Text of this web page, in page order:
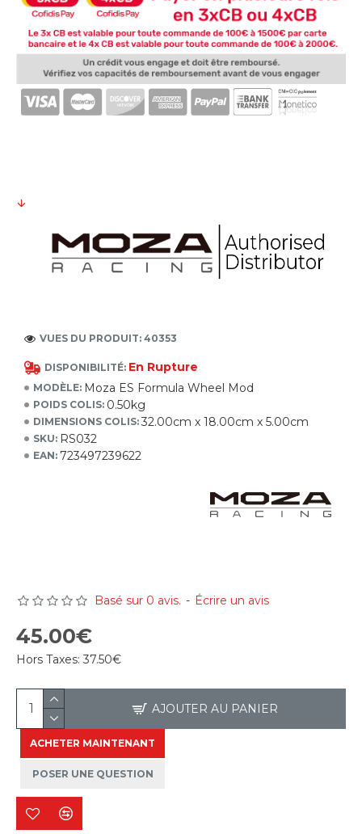
DISPONIBILITÉ: En Rupture
MODÈLE: Moza ES Formula Wheel Mod
POIDS COLIS: 0.50kg
DIMENSIONS COLIS: 32.00cm x 18.00cm x 5.00cm
SKU: RS032
EAN: 723497239622
VUES DU PRODUIT: 40353
Basé sur 0 avis. - Écrire un avis
45.00€
Hors Taxes: 37.50€
AJOUTER AU PANIER
ACHETER MAINTENANT
POSER UNE QUESTION